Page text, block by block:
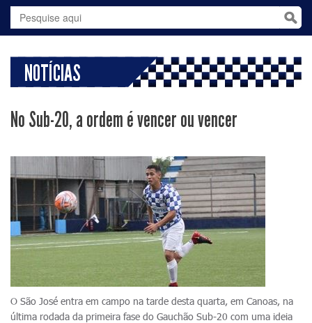
NOTÍCIAS
No Sub-20, a ordem é vencer ou vencer
O São José entra em campo na tarde desta quarta, em Canoas, na
última rodada da primeira fase do Gauchão Sub-20 com uma ideia